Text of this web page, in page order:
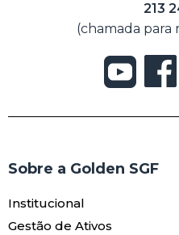
213
(chamada para
Sobre a Golden SGF
Institucional
Gestão de Ativos